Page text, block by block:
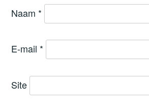
Naam *
E-mail *
Site